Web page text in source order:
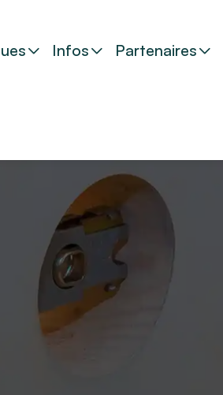
Infos Partenaires